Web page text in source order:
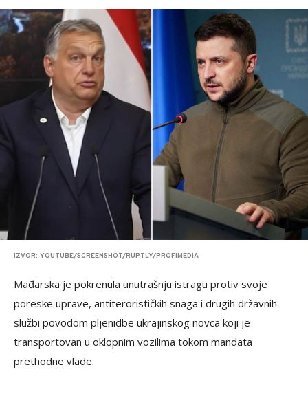
IZVOR: YOUTUBE/SCREENSHOT/RUPTLY/PROFIMEDIA
Mađarska je pokrenula unutrašnju istragu protiv svoje
poreske uprave, antiterorističkih snaga i drugih državnih
službi povodom pljenidbe ukrajinskog novca koji je
transportovan u oklopnim vozilima tokom mandata
prethodne vlade.